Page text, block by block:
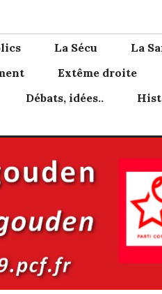
La Sécu La
Extême droite
Débats, idées..